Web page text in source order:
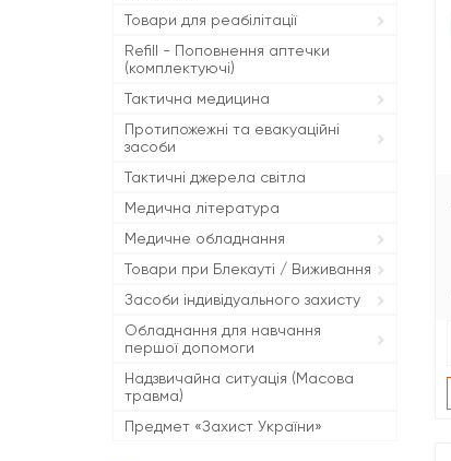
Товари для реабілітації
Refill - Поповнення аптечки
(комплектуючі)
Тактична медицина
Протипожежні та евакуаційні
засоби
Тактичні джерела світла
Медична література
Медичне обладнання
Товари при Блекауті / Виживання
Засоби індивідуального захисту
Обладнання для навчання
першої допомоги
Надзвичайна ситуація (Масова
травма)
Предмет «Захист України»